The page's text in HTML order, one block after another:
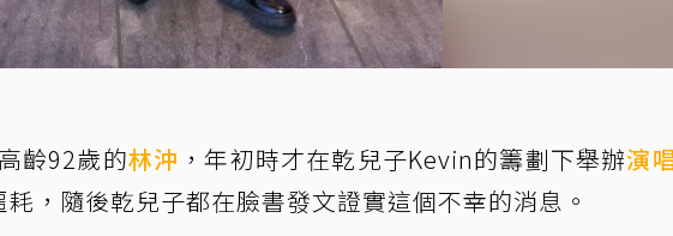
齡92歲的林沖 ，年初時才在乾兒子Kevin的籌劃下舉辦演
，隨後乾兒子都在臉書發文證實這個不幸的消息。